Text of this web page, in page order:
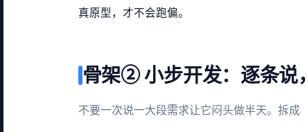
真原型，才不会跑偏。
骨架② 小步开发：逐条说
不要一次说一大段需求让它闷头做半天。拆成